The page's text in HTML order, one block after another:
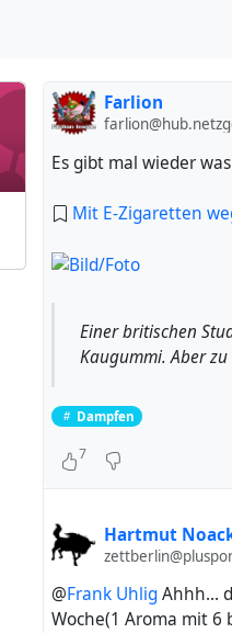
Farlion
Es gibt mal wieder
Mit E-Zigaretten
Einer britischen
Kaugummi. Aber zu
Dampfen
7
Hartmut
@Frank UhligAhhh...
Woche(1 Aroma mit 6